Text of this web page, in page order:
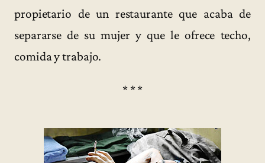
propietario de un restaurante que acaba de
separarse de su mujer y que le ofrece techo,
comida y trabajo.
* * *